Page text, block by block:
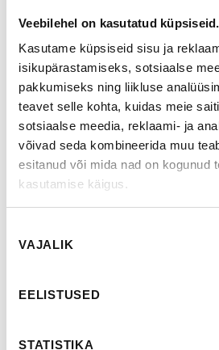
Veebilehel on kasutatud küpsiseid.
Kasutame küpsiseid sisu ja
isikupärastamiseks, sotsiaalse
pakkumiseks ning liikluse
teavet selle kohta, kuidas meie
sotsiaalse meedia, reklaami- ja
võivad seda kombineerida muu
esitanud või mida nad on kogunud
kasutamise käigus.
valik
VAJALIK
EELISTUSED
STATISTIKA
ROHKEM
MÕÕDUD
BROŠÜÜRE